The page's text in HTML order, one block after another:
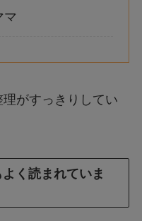
マ
がすっきりしてい
く読まれていま